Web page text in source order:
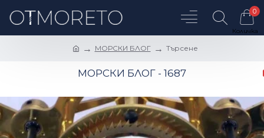
0
МОРСКИ БЛОГ Търсене
МОРСКИ БЛОГ - 1687